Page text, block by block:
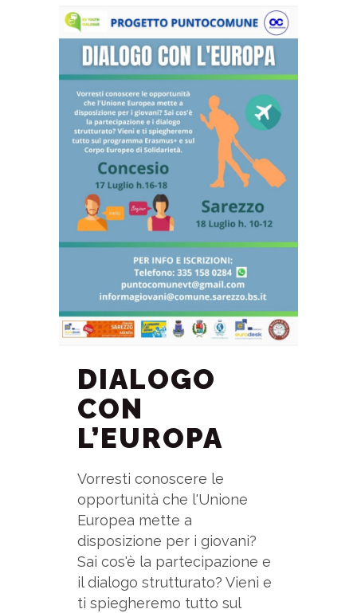
DIALOGO
CON
L’EUROPA
Vorresti conoscere le
opportunità che l'Unione
Europea mette a
disposizione per i giovani?
Sai cos'è la partecipazione e
il dialogo strutturato? Vieni e
ti spiegheremo tutto sul